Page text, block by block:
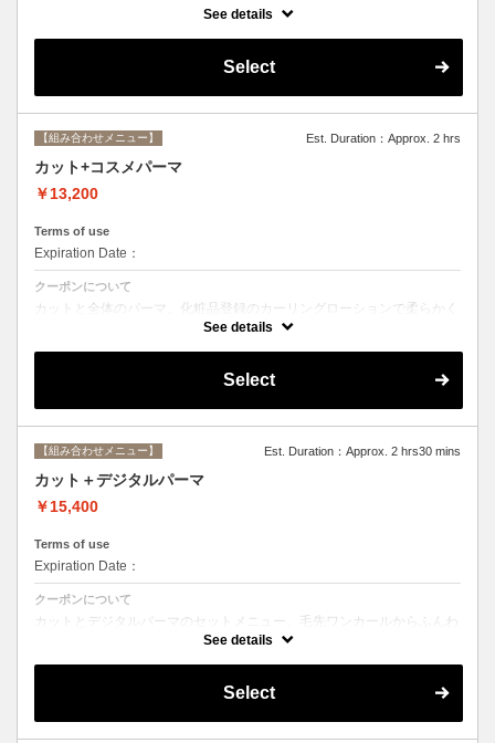
カットと根元２cmまでのカラー。シャンプー、ブロー込み
See details
Select
【組み合わせメニュー】 Est. Duration：Approx. 2 hrs
カット+コスメパーマ
￥13,200
Terms of use
Expiration Date：
クーポンについて
カットと全体のパーマ。化粧品登録のカーリングローションで柔らかく
動きのあるスタイルからしっかりウェーブまで☆シャンプー、ブロー込
See details
Select
【組み合わせメニュー】 Est. Duration：Approx. 2 hrs30 mins
カット＋デジタルパーマ
￥15,400
Terms of use
Expiration Date：
クーポンについて
カットとデジタルパーマのセットメニュー。毛先ワンカールからふんわ
りルーズなカールまで大きめしっかりカール♪シャンプー・ブロー込
See details
Select